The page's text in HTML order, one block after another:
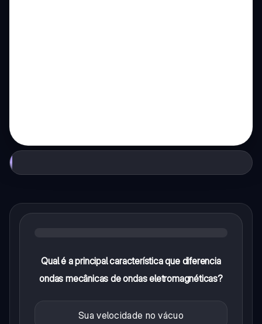
Qual é a principal característica que diferencia
ondas mecânicas de ondas eletromagnéticas?
Sua velocidade no vácuo